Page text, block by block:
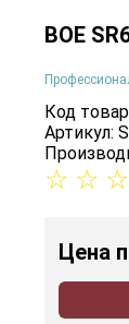
BOE
Код
Артикул:
☆ ☆ ☆
Цена